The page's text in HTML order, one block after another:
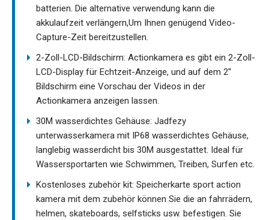
batterien. Die alternative verwendung kann die
akkulaufzeit verlängern,Um Ihnen genügend Video-
Capture-Zeit bereitzustellen.
2-Zoll-LCD-Bildschirm: Actionkamera es gibt ein 2-Zoll-
LCD-Display für Echtzeit-Anzeige, und auf dem 2''
Bildschirm eine Vorschau der Videos in der
Actionkamera anzeigen lassen.
30M wasserdichtes Gehäuse: Jadfezy
unterwasserkamera mit IP68 wasserdichtes Gehäuse,
langlebig wasserdicht bis 30M ausgestattet. Ideal für
Wassersportarten wie Schwimmen, Treiben, Surfen etc.
Kostenloses zubehör kit: Speicherkarte sport action
kamera mit dem zubehör können Sie die an fahrrädern,
helmen, skateboards, selfsticks usw. befestigen. Sie